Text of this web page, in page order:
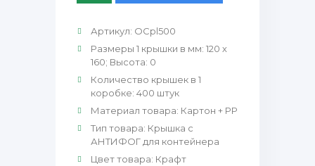
Артикул: OCpl500
Размеры 1 крышки в мм: 120 х
160; Высота: 0
Количество крышек в 1
коробке: 400 штук
Материал товара: Картон + PP
Тип товара: Крышка с
АНТИФОГ для контейнера
Цвет товара: Крафт